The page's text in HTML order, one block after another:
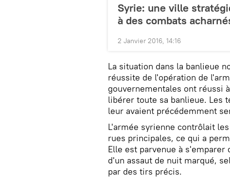
Syrie: une ville
à des combats
2 Janvier 2016, 14:16
La situation dans la banlieue
réussite de l'opération de
gouvernementales ont réussi
libérer toute sa banlieue. Les
leur avaient précédemment
L'armée syrienne contrôlait
rues principales, ce qui a
Elle est parvenue à
d'un assaut de nuit marqué,
par des tirs précis.